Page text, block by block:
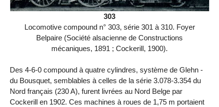
303
Locomotive compound n° 303, série 301 à 310. Foyer
Belpaire (Société alsacienne de Constructions
mécaniques, 1891 ; Cockerill, 1900).
Des 4-6-0 compound à quatre cylindres, système de Glehn -
du Bousquet, semblables à celles de la série 3.078-3.354 du
Nord français (230 A), furent livrées au Nord Belge par
Cockerill en 1902. Ces machines à roues de 1,75 m portaient